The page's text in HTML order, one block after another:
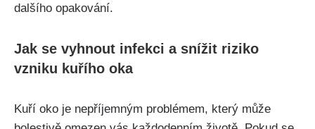
dalšího opakování.
Jak​ se⁤ vyhnout infekci a​ snížit riziko
vzniku‌ kuřího⁢ oka
Kuří oko je nepříjemným problémem, ​který může